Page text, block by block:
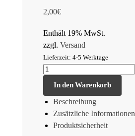
2,00€
Enthält 19% MwSt.
zzgl. Versand
Lieferzeit: 4-5 Werktage
In den Warenkorb
Beschreibung
Zusätzliche Informationen
Produktsicherheit